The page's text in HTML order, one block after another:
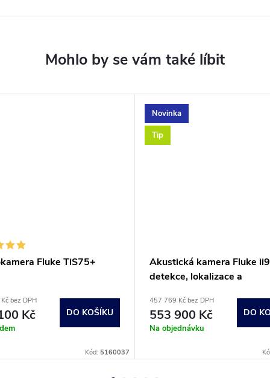
Fluke TiS75+
bez DPH
Kč DO KOŠÍKU
Kód: 5160037
Novinka
Tip
Akustická kamera Fluke
detekce, lokalizace a
457 769 Kč bez DPH
553 900 Kč
Na objednávku
DO